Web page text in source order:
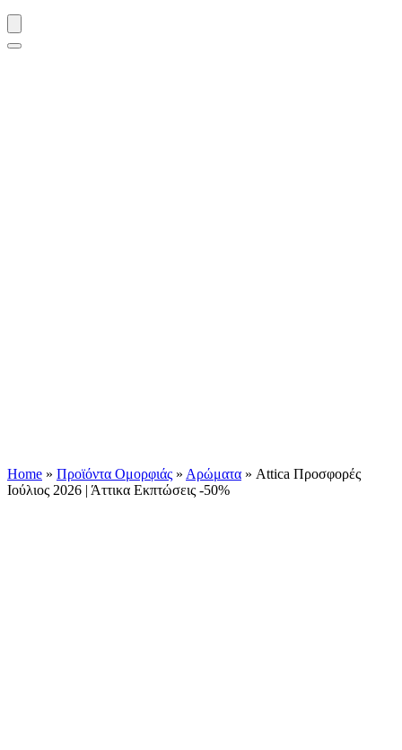
Home » Προϊόντα Ομορφιάς » Αρώματα » Attica Προσφορές
Ιούλιος 2026 | Άττικα Εκπτώσεις -50%